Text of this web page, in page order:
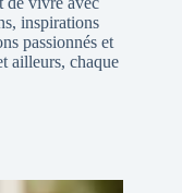
inspirations
passionnés et
ailleurs, chaque